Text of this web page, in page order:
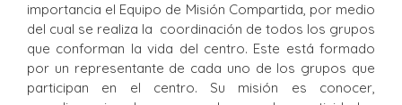
importancia el Equipo de Misión Compartida, por medio
del cual se realiza la coordinación de todos los grupos
que conforman la vida del centro. Este está formado
por un representante de cada uno de los grupos que
participan en el centro. Su misión es conocer,